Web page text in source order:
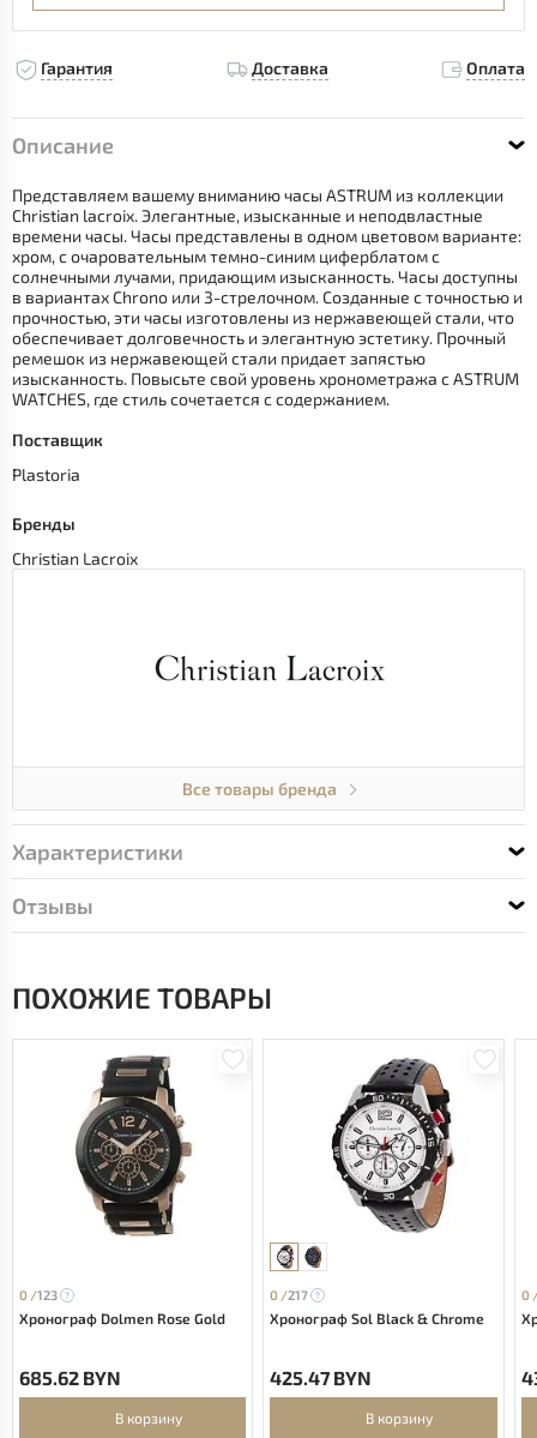
Гарантия Доставка Оплата
Описание
Представляем вашему вниманию часы ASTRUM из коллекции
Christian lacroix. Элегантные, изысканные и неподвластные
времени часы. Часы представлены в одном цветовом варианте:
хром, с очаровательным темно-синим циферблатом с
солнечными лучами, придающим изысканность. Часы доступны
в вариантах Chrono или 3-стрелочном. Созданные с точностью и
прочностью, эти часы изготовлены из нержавеющей стали, что
обеспечивает долговечность и элегантную эстетику. Прочный
ремешок из нержавеющей стали придает запястью
изысканность. Повысьте свой уровень хронометража с ASTRUM
WATCHES, где стиль сочетается с содержанием.
Поставщик
Plastoria
Бренды
Christian Lacroix
Все товары бренда
Характеристики
Отзывы
ПОХОЖИЕ ТОВАРЫ
0 /123
Хронограф Dolmen Rose Gold
685.62 BYN
В корзину
0 /217
Хронограф Sol Black & Chrome
425.47 BYN
В корзину
0